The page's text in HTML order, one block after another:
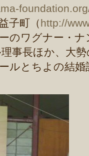
子町（http://
のワグナー・
事長ほか、大
ルとちよの結